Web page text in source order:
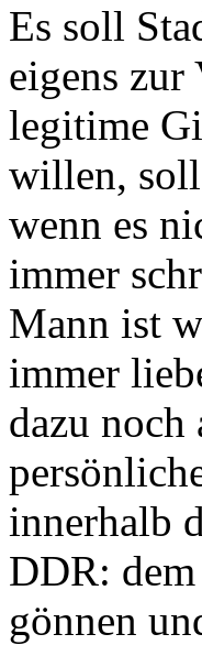
Es soll
eigens zur
legitime
willen, soll
wenn es
immer
Mann ist
immer
dazu noch
innerhalb
DDR:
gönnen